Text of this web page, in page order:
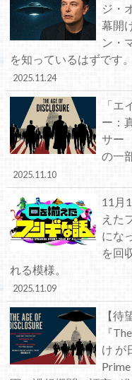
ジ・
幕開
ン・
を知っているはずです。
2025.11.24
「
ー：
サー
の一
2025.11.10
11月
えた
にな
を回
れる模様。
2025.11.09
【
『
け が